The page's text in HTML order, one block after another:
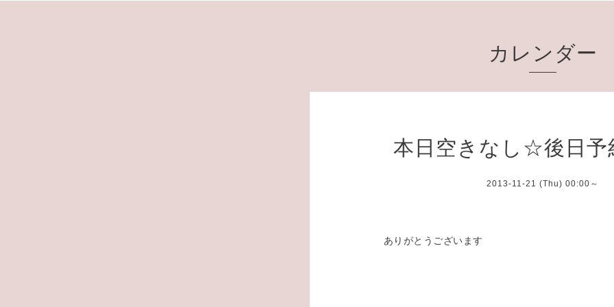
カレンダー
本日空きなし☆後日予
2013-11-21 (Thu) 00:00～
ありがとうございます